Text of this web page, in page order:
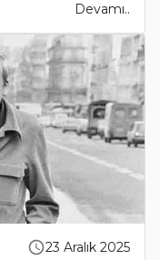
Devamı..
23 Aralık 2025